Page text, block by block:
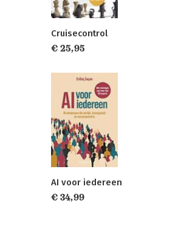
Cruisecontrol
€ 25,95
AI voor iedereen
€ 34,99